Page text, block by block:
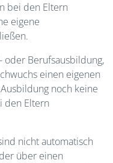
bei den Eltern
eigene
oder Berufsausbildung,
einen eigenen
noch keine
den Eltern
nicht automatisch
über einen